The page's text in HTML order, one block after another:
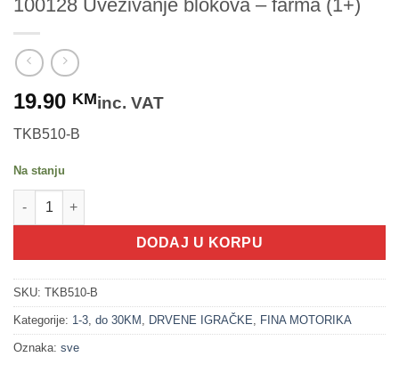
100128 Uvezivanje blokova – farma (1+)
19.90 KMinc. VAT
TKB510-B
Na stanju
100128 Uvezivanje blokova - farma (1+) količina
DODAJ U KORPU
SKU: TKB510-B
Kategorije: 1-3 do 30KM DRVENE IGRAČKE FINA MOTORIKA
Oznaka: sve